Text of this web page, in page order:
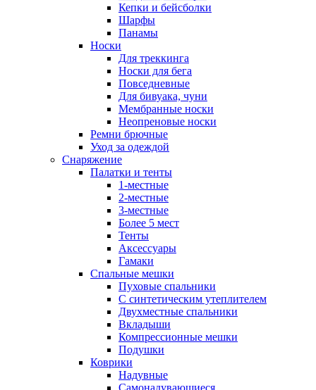
Кепки и бейсболки
Шарфы
Панамы
Носки
Для треккинга
Носки для бега
Повседневные
Для бивуака, чуни
Мембранные носки
Неопреновые носки
Ремни брючные
Уход за одеждой
Снаряжение
Палатки и тенты
1-местные
2-местные
3-местные
Более 5 мест
Тенты
Аксессуары
Гамаки
Спальные мешки
Пуховые спальники
С синтетическим утеплителем
Двухместные спальники
Вкладыши
Компрессионные мешки
Подушки
Коврики
Надувные
Самонадувающиеся